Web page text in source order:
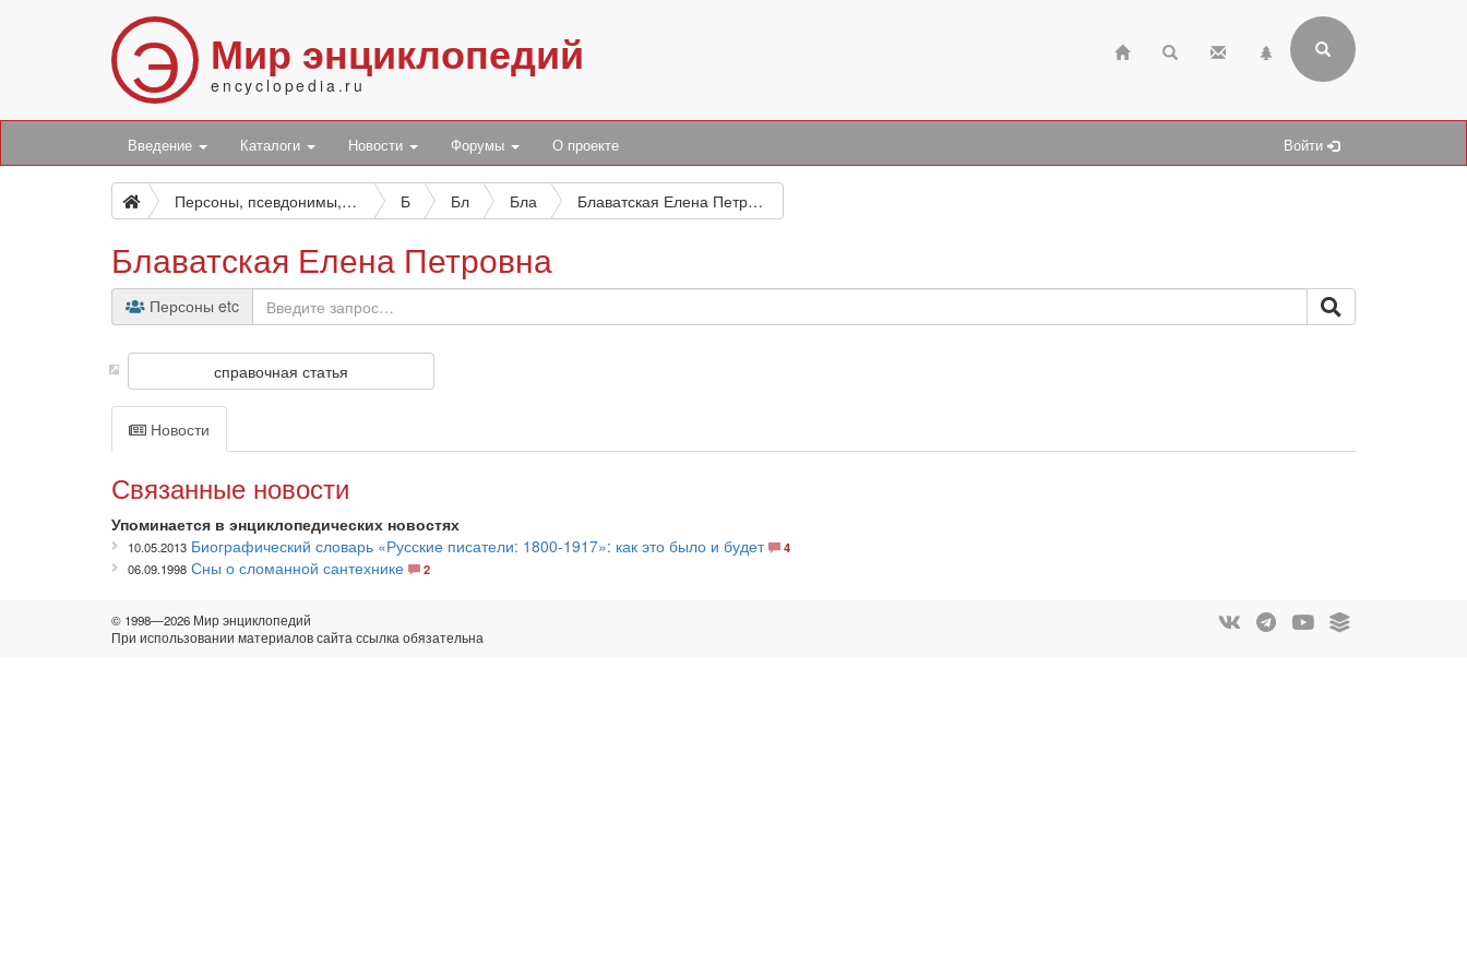
Э Мир энциклопедий
encyclopedia.ru
Введение Каталоги Новости Форумы О проекте Войти
Персоны, псевдонимы, персонажи и боты Б Бл Бла Блаватская Елена Петровна
Блаватская Елена Петровна
Персоны etc
справочная статья
Новости
Связанные новости
Упоминается в энциклопедических новостях
10.05.2013 Биографический словарь «Русские писатели: 1800-1917»: как это было и будет
4
06.09.1998 Сны о сломанной сантехнике 2
© 1998—2026 Мир энциклопедий
При использовании материалов сайта ссылка обязательна